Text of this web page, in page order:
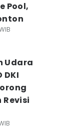
Pool,
Udara
DKI